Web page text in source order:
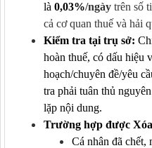
là 0,03%/ngày trên số
cả cơ quan thuế và hải
Kiểm tra tại trụ sở:
hoàn thuế, có dấu hiệu
hoạch/chuyên đề/yêu
tra phải tuân thủ
lặp nội dung.
Trường hợp được
Cá nhân đã chết,